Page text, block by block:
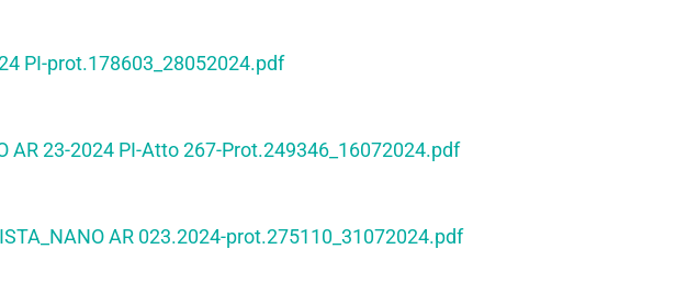
PI-prot.178603_28052024.pdf
AR 23-2024 PI-Atto 267-Prot.249346_16072024.pdf
AR 023.2024-prot.275110_31072024.pdf